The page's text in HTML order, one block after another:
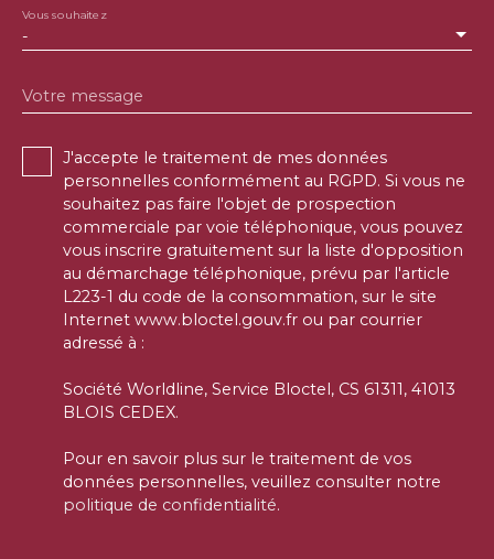
-
Vous souhaitez
Votre message
J'accepte le traitement de mes données
personnelles conformément au RGPD. Si vous ne
souhaitez pas faire l'objet de prospection
commerciale par voie téléphonique, vous pouvez
vous inscrire gratuitement sur la liste d'opposition
au démarchage téléphonique, prévu par l'article
L223-1 du code de la consommation, sur le site
Internet www.bloctel.gouv.fr ou par courrier
adressé à :
Société Worldline, Service Bloctel, CS 61311, 41013
BLOIS CEDEX.
Pour en savoir plus sur le traitement de vos
données personnelles, veuillez consulter notre
politique de confidentialité.